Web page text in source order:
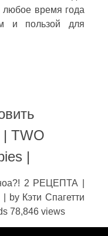
любое время года
и пользой для
TWO
|
2 РЕЦЕПТА |
by Кэти Спагетти
78,846 views